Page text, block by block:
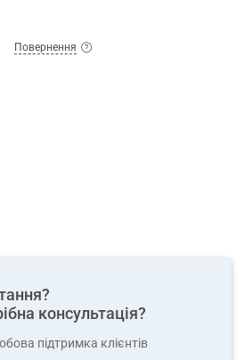
Повернення
консультація?
підтримка клієнтів